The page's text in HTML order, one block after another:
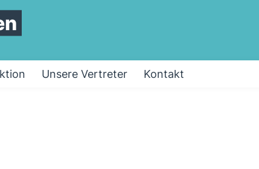
Unsere Vertreter Kontakt